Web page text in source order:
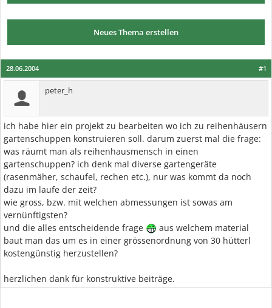
Neues Thema erstellen
#1
28.06.2004
peter_h
ich habe hier ein projekt zu bearbeiten wo ich zu reihenhäusern
gartenschuppen konstruieren soll. darum zuerst mal die frage:
was räumt man als reihenhausmensch in einen
gartenschuppen? ich denk mal diverse gartengeräte
(rasenmäher, schaufel, rechen etc.), nur was kommt da noch
dazu im laufe der zeit?
wie gross, bzw. mit welchen abmessungen ist sowas am
vernünftigsten?
und die alles entscheidende frage
aus welchem material
baut man das um es in einer grössenordnung von 30 hütterl
kostengünstig herzustellen?
herzlichen dank für konstruktive beiträge.